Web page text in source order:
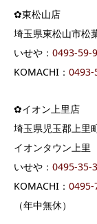
✿東松山店
埼玉県東松山市松
いせや： 0493-59-
KOMACHI： 0493-
✿イオン上里店
埼玉県児玉郡上里
イオンタウン上
いせや： 0495-35-
KOMACHI： 0495-
（年中無休）